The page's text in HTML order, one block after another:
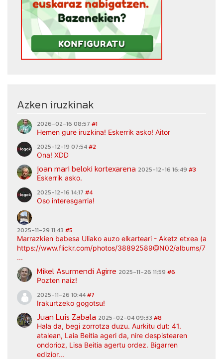
Azken iruzkinak
2026-02-16 08:57 #1
Hemen gure iruzkina! Eskerrik asko! Aitor
2025-12-19 07:54#2
Ona! XDD
joan mari beloki kortexarena 2025-12-16 16:49 #3
Eskerrik asko.
2025-12-16 14:17 #4
Oso interesgarria!
2025-11-29 11:43 #5
Marrazkien babesa Uliako auzo elkarteari - Aketz etxea
https://www.flickr.com/photos/38892589@N02/albums/
...
Mikel Asurmendi Agirre 2025-11-26 11:59 #6
Pozten naiz!
2025-11-26 10:44#7
Irakurtzeko gogotsu!
Juan Luis Zabala 2025-02-04 09:33 #8
Hala da, begi zorrotza duzu. Aurkitu dut: 41.
atalean, Laia Beitia ageri da, nire despistearen
ondorioz, Lisa Beitia agertu ordez. Bigarren
edizior...